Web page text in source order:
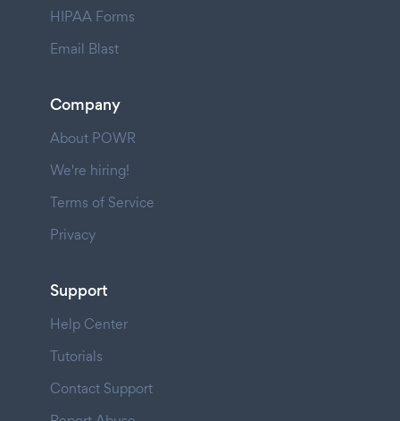
HIPAA Forms
Email Blast
Company
About POWR
We're hiring!
Terms of Service
Privacy
Support
Help Center
Tutorials
Contact Support